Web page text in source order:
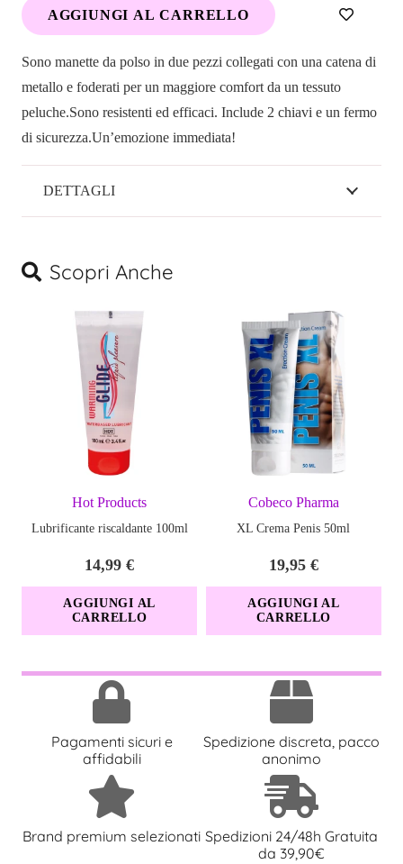
Furry
Red
quantità
AGGIUNGI AL CARRELLO
Sono manette da polso in due pezzi collegati con una catena di
metallo e foderati per un maggiore comfort da un tessuto
peluche.Sono resistenti ed efficaci. Include 2 chiavi e un fermo
di sicurezza.Un’emozione immediata!
DETTAGLI
Scopri Anche
Hot Products
Lubrificante riscaldante 100ml
14,99€
AGGIUNGI AL
CARRELLO
Cobeco Pharma
XL Crema Penis 50ml
19,95 €
AGGIUNGI AL
CARRELLO
Pagamenti sicuri e
affidabili
Spedizione discreta, pacco
anonimo
Brand premium selezionati Spedizioni 24/48h Gratuita
da 39,90€